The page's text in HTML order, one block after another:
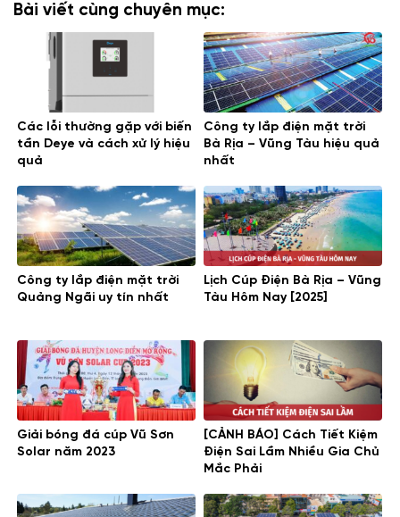
Bài viết cùng chuyên mục:
Các lỗi thường gặp với biến
tần Deye và cách xử lý hiệu
quả
Công ty lắp điện mặt trời
Bà Rịa – Vũng Tàu hiệu quả
nhất
Công ty lắp điện mặt trời
Quảng Ngãi uy tín nhất
Lịch Cúp Điện Bà Rịa – Vũng
Tàu Hôm Nay [2025]
Giải bóng đá cúp Vũ Sơn
Solar năm 2023
[CẢNH BÁO] Cách Tiết Kiệm
Điện Sai Lầm Nhiều Gia Chủ
Mắc Phải